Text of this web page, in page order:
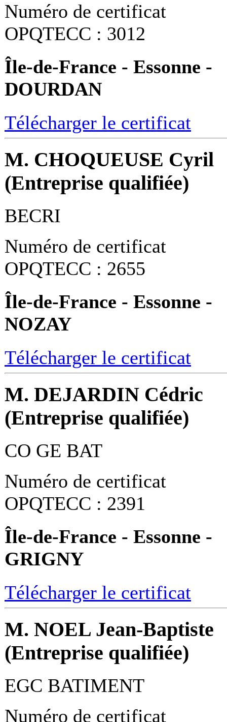
Numéro de certificat
OPQTECC : 3012
Île-de-France - Essonne -
DOURDAN
Télécharger le certificat
M. CHOQUEUSE Cyril
(Entreprise qualifiée)
BECRI
Numéro de certificat
OPQTECC : 2655
Île-de-France - Essonne -
NOZAY
Télécharger le certificat
M. DEJARDIN Cédric
(Entreprise qualifiée)
CO GE BAT
Numéro de certificat
OPQTECC : 2391
Île-de-France - Essonne -
GRIGNY
Télécharger le certificat
M. NOEL Jean-Baptiste
(Entreprise qualifiée)
EGC BATIMENT
Numéro de certificat